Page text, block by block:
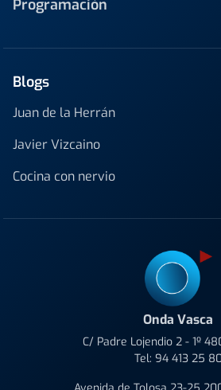
Programación
Blogs
Juan de la Herrán
Javier Vizcaino
Cocina con nervio
Onda Vasca
C/ Padre Lojendio 2 - 1º
Tel: 94 413 25 80